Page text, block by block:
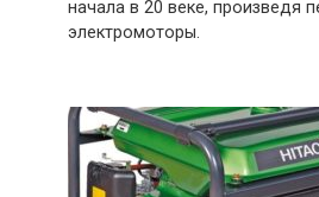
начала в 20 веке, произведя
электромоторы.